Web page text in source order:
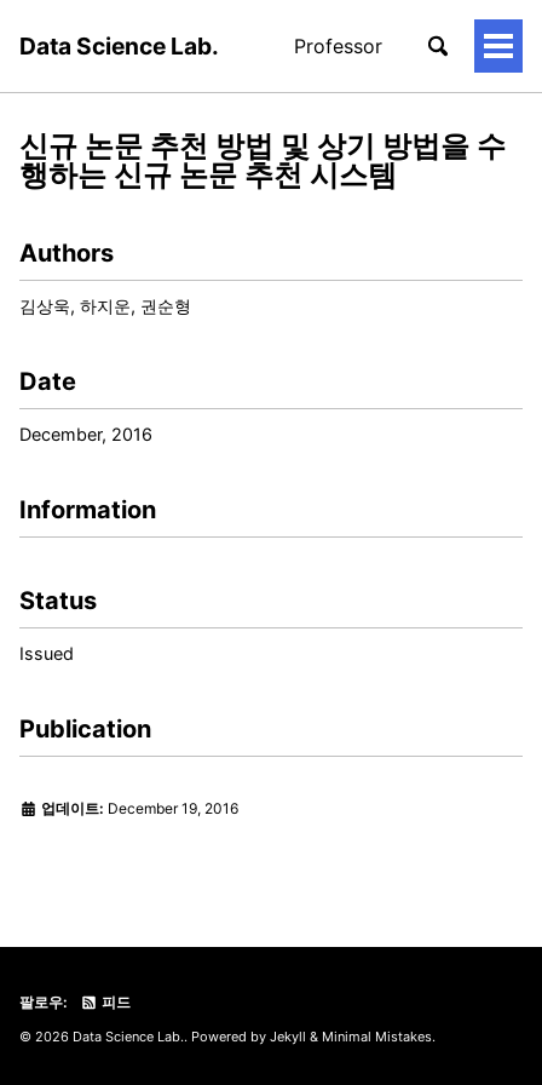
Data Science Lab. Professor
토
뉴
신규 논문 추천 방법 및 상기 방법을 수
행하는 신규 논문 추천 시스템
Authors
김상욱, 하지운, 권순형
Date
December, 2016
Information
Status
Issued
Publication
업데이트: December 19, 2016
팔로우: 피드
© 2026 Data Science Lab.. Powered by Jekyll & Minimal Mistakes.